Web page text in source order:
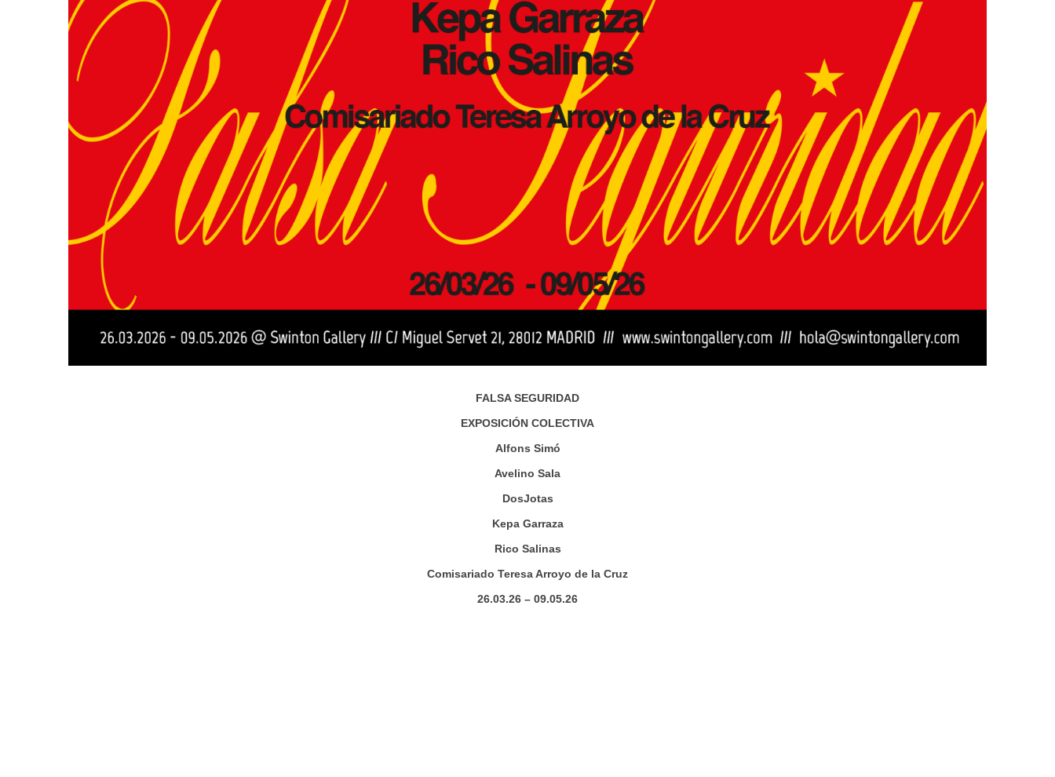
FALSA SEGURIDAD
EXPOSICIÓN COLECTIVA
Alfons Simó
Avelino Sala
DosJotas
Kepa Garraza
Rico Salinas
Comisariado Teresa Arroyo de la Cruz
26.03.26 – 09.05.26